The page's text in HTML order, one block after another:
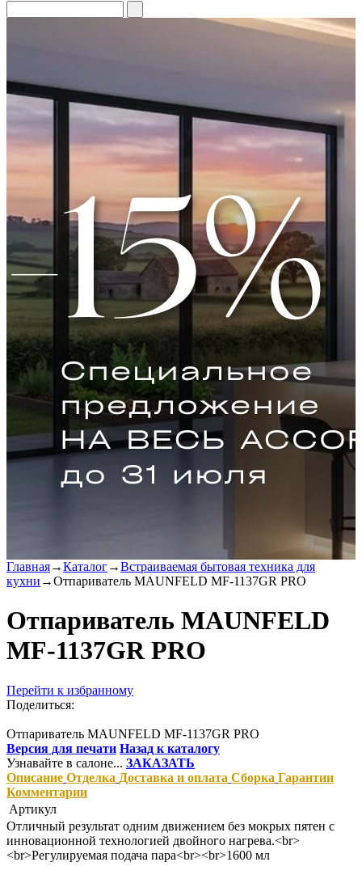
Главная→Каталог→Встраиваемая бытовая техника для
кухни →Отпариватель MAUNFELD MF-1137GR PRO
Отпариватель MAUNFELD
MF-1137GR PRO
Перейти к избранному
Поделиться:
Отпариватель MAUNFELD MF-1137GR PRO
Версия для печати Назад к каталогу
Узнавайте в салоне... ЗАКАЗАТЬ
Описание Отделка Доставка и оплата Сборка Гарантии
Комментарии
Артикул
Отличный результат одним движением без мокрых пятен с
инновационной технологией двойного нагрева.<br>
<br>Регулируемая подача пара<br><br>1600 мл